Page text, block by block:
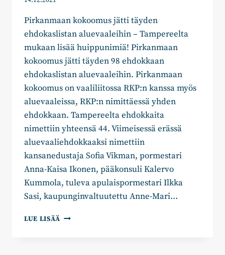
Pirkanmaan kokoomus jätti täyden
ehdokaslistan aluevaaleihin – Tampereelta
mukaan lisää huippunimiä! Pirkanmaan
kokoomus jätti täyden 98 ehdokkaan
ehdokaslistan aluevaaleihin. Pirkanmaan
kokoomus on vaaliliitossa RKP:n kanssa myös
aluevaaleissa, RKP:n nimittäessä yhden
ehdokkaan. Tampereelta ehdokkaita
nimettiin yhteensä 44. Viimeisessä erässä
aluevaaliehdokkaaksi nimettiin
kansanedustaja Sofia Vikman, pormestari
Anna-Kaisa Ikonen, pääkonsuli Kalervo
Kummola, tuleva apulaispormestari Ilkka
Sasi, kaupunginvaltuutettu Anne-Mari…
LUE LISÄÄ PIRKANMAAN